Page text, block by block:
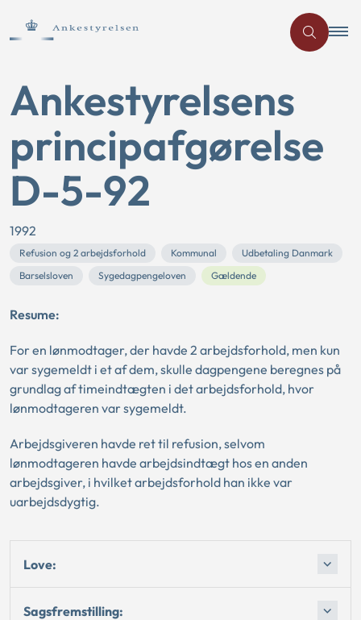
Ankestyrelsens
principafgørelse
D-5-92
1992
Refusion og 2 arbejdsforhold Kommunal
Udbetaling Danmark
Barselsloven
Sygedagpengeloven Gældende
Resume:
For en lønmodtager, der havde 2 arbejdsforhold, men kun
var sygemeldt i et af dem, skulle dagpengene beregnes på
grundlag af timeindtægten i det arbejdsforhold, hvor
lønmodtageren var sygemeldt.
Arbejdsgiveren havde ret til refusion, selvom
lønmodtageren havde arbejdsindtægt hos en anden
arbejdsgiver, i hvilket arbejdsforhold han ikke var
uarbejdsdygtig.
Love:
Sagsfremstilling: